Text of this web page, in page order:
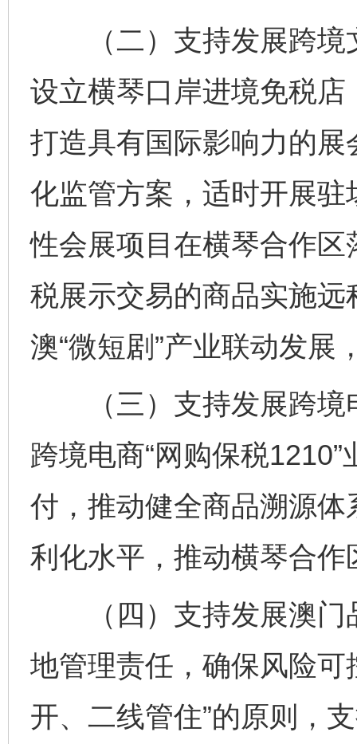
（二）支持发展跨境
设立横琴口岸进境免税
打造具有国际影响力的
化监管方案，适时开展驻
性会展项目在横琴合作
税展示交易的商品实施
澳“微短剧”产业联动发展
（三）支持发展跨境
跨境电商“网购保税
付，推动健全商品溯源
利化水平，推动横琴合
（四）支持发展澳门
地管理责任，确保风险可
开、二线管住”的原则，